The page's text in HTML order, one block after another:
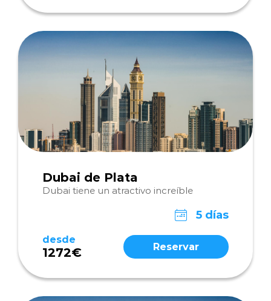
Dubai de Plata
Dubai tiene un atractivo increíble
5 días
desde
1272€ Reservar